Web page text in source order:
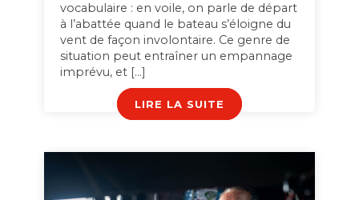
vocabulaire : en voile, on parle de départ
à l’abattée quand le bateau s’éloigne du
vent de façon involontaire. Ce genre de
situation peut entraîner un empannage
imprévu, et […]
LIRE LA SUITE